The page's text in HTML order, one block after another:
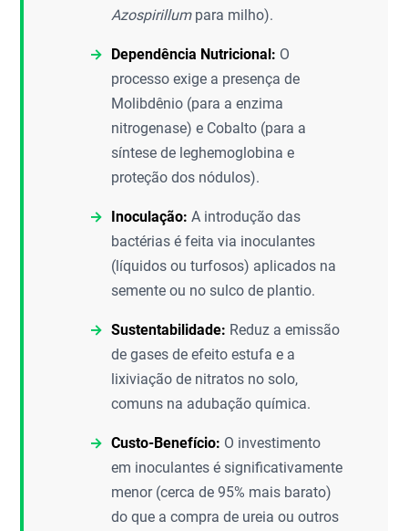
Azospirillumpara milho).
Dependência Nutricional: O
processo exige a presença de
Molibdênio (para a enzima
nitrogenase) e Cobalto (para a
síntese de leghemoglobina e
proteção dos nódulos).
Inoculação: A introdução das
bactérias é feita via inoculantes
(líquidos ou turfosos) aplicados na
semente ou no sulco de plantio.
Sustentabilidade: Reduz a emissão
de gases de efeito estufa e a
lixiviação de nitratos no solo,
comuns na adubação química.
Custo-Benefício: O investimento
em inoculantes é significativamente
menor (cerca de 95% mais barato)
do que a compra de ureia ou outros